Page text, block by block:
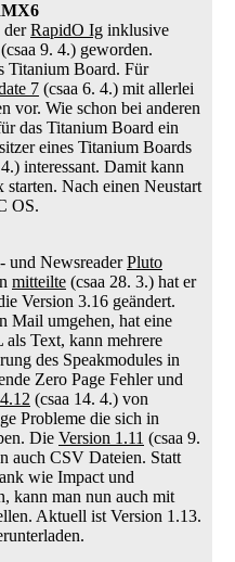
derRapidO Ig inklusive
9. 4.) geworden.
Titanium Board. Für
7 (csaa 6. 4.) mit allerlei
vor. Wie schon bei anderen
das Titanium Board ein
eines Titanium Boards
interessant. Damit kann
Nach einen Neustart
OS.
und NewsreaderPluto
mitteilte (csaa 28. 3.) hat er
Version 3.16 geändert.
Mail umgehen, hat eine
Text, kann mehrere
des Speakmodules in
Zero Page Fehler und
(csaa 14. 4.) von
Probleme die sich in
Die Version 1.11 (csaa 9.
auch CSV Dateien. Statt
wie Impact und
kann man nun auch mit
Aktuell ist Version 1.13.